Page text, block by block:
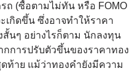
ถ (ซื้อตามไม่ทัน หรือ FOMO
ะเกิดขึ้น ซึ่งอาจทำให้ราคา
สั้นๆ อย่างไรก็ตาม นักลงทุน
กการปรับตัวขึ้นของราคาทอง
ท้าย แม้ว่าทองคำยังมีความ